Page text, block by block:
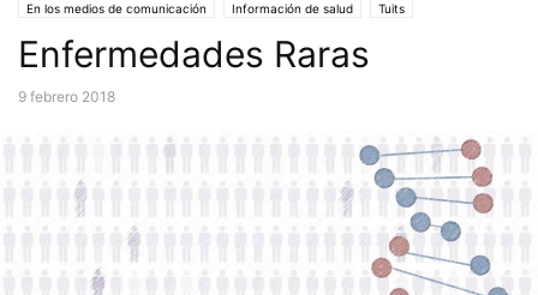
En los medios de comunicación Información de salud Tuits
Enfermedades Raras
9 febrero 2018